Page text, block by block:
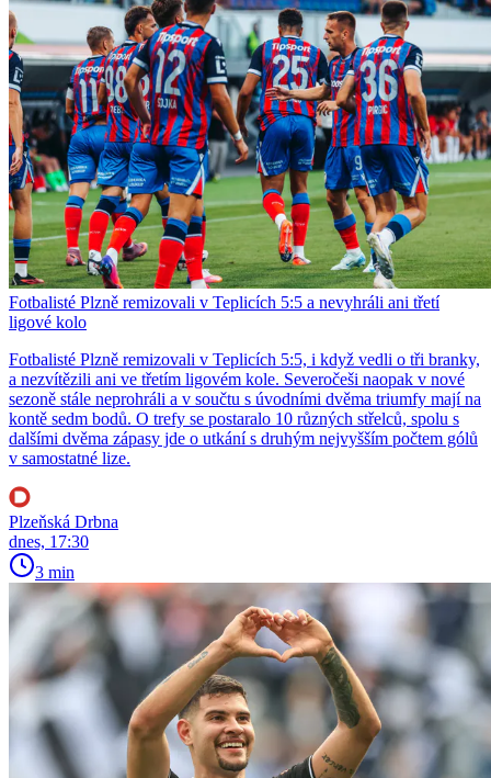
Fotbalisté Plzně remizovali v Teplicích 5:5 a nevyhráli ani třetí
ligové kolo
Fotbalisté Plzně remizovali v Teplicích 5:5, i když vedli o tři branky,
a nezvítězili ani ve třetím ligovém kole. Severočeši naopak v nové
sezoně stále neprohráli a v součtu s úvodními dvěma triumfy mají na
kontě sedm bodů. O trefy se postaralo 10 různých střelců, spolu s
dalšími dvěma zápasy jde o utkání s druhým nejvyšším počtem gólů
v samostatné lize.
Plzeňská Drbna
dnes, 17:30
3 min